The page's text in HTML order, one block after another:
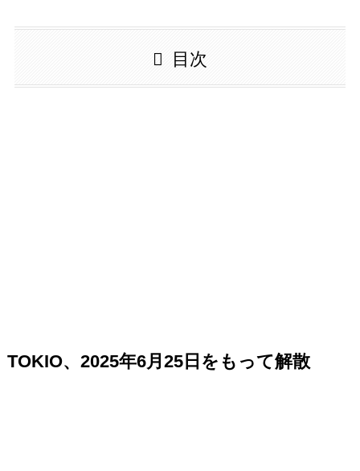
目次
TOKIO、2025年6月25日をもって解散